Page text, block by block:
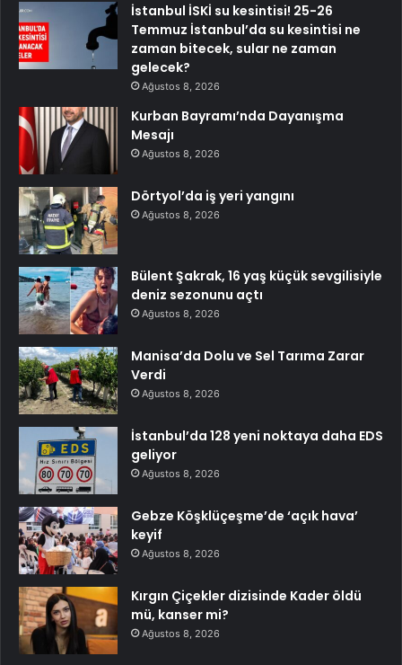
İstanbul İSKİ su kesintisi! 25-26
Temmuz İstanbul’da su kesintisi ne
zaman bitecek, sular ne zaman
gelecek?
Ağustos 8, 2026
Kurban Bayramı’nda Dayanışma
Mesajı
Ağustos 8, 2026
Dörtyol’da iş yeri yangını
Ağustos 8, 2026
Bülent Şakrak, 16 yaş küçük sevgilisiyle
deniz sezonunu açtı
Ağustos 8, 2026
Manisa’da Dolu ve Sel Tarıma Zarar
Verdi
Ağustos 8, 2026
İstanbul’da 128 yeni noktaya daha EDS
geliyor
Ağustos 8, 2026
Gebze Köşklüçeşme’de ‘açık hava’
keyif
Ağustos 8, 2026
Kırgın Çiçekler dizisinde Kader öldü
mü, kanser mi?
Ağustos 8, 2026